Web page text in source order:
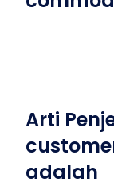
Arti
adalah